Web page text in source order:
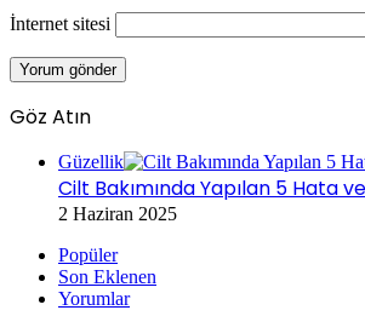
İnternet sitesi
Göz Atın
Güzellik
Cilt Bakımında Yapılan 5 Hata
2 Haziran 2025
Popüler
Son Eklenen
Yorumlar